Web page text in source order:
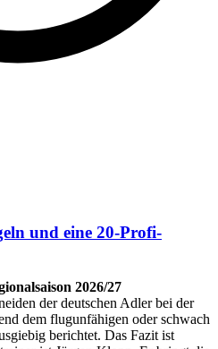
und eine 20-Profi-
2026/27
der deutschen Adler bei der
dem flugunfähigen oder schwach
berichtet. Das Fazit ist